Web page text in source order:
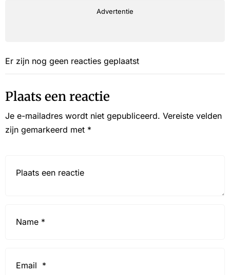
Advertentie
Er zijn nog geen reacties geplaatst
Plaats een reactie
Je e-mailadres wordt niet gepubliceerd. Vereiste velden
zijn gemarkeerd met *